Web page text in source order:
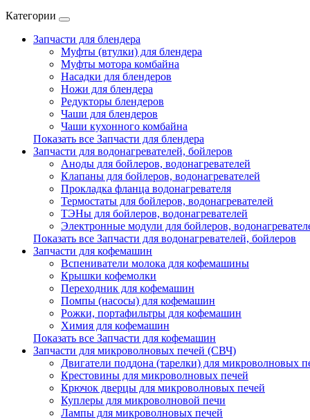
Категории
Запчасти для блендера
Муфты (втулки) для блендера
Муфты мотора комбайна
Насадки для блендеров
Ножи для блендера
Редукторы блендеров
Чаши для блендеров
Чаши кухонного комбайна
Показать все Запчасти для блендера
Запчасти для водонагревателей, бойлеров
Аноды для бойлеров, водонагревателей
Клапаны для бойлеров, водонагревателей
Прокладка фланца водонагревателя
Термостаты для бойлеров, водонагревателей
ТЭНы для бойлеров, водонагревателей
Электронные модули для бойлеров,
Показать все Запчасти для водонагревателей, бойлеров
Запчасти для кофемашин
Вспениватели молока для кофемашины
Крышки кофемолки
Переходник для кофемашин
Помпы (насосы) для кофемашин
Рожки, портафильтры для кофемашин
Химия для кофемашин
Показать все Запчасти для кофемашин
Запчасти для микроволновых печей (СВЧ)
Двигатели поддона (тарелки) для микроволновых
Крестовины для микроволновых печей
Крючок дверцы для микроволновых печей
Куплеры для микроволновой печи
Лампы для микроволновых печей